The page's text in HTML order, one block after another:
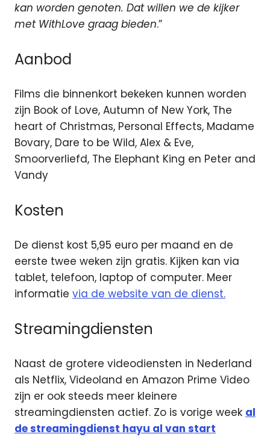
kan worden genoten. Dat willen we de kijker
met WithLove graag bieden.”
Aanbod
Films die binnenkort bekeken kunnen worden
zijn Book of Love, Autumn of New York, The
heart of Christmas, Personal Effects, Madame
Bovary, Dare to be Wild, Alex & Eve,
Smoorverliefd, The Elephant King en Peter and
Vandy
Kosten
De dienst kost 5,95 euro per maand en de
eerste twee weken zijn gratis. Kijken kan via
tablet, telefoon, laptop of computer. Meer
informatie via de website van de dienst.
Streamingdiensten
Naast de grotere videodiensten in Nederland
als Netflix, Videoland en Amazon Prime Video
zijn er ook steeds meer kleinere
streamingdiensten actief. Zo is vorige week al
de streamingdienst hayu al van start